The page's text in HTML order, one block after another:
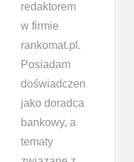
redaktorem
w firmie
rankomat.pl.
Posiadam
doświadczenie
jako doradca
bankowy, a
tematy